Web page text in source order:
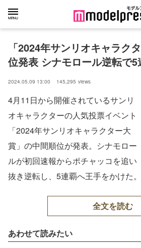
「2024年サンリオキャラク
位発表 シナモロール逆転で
2024.05.09 13:00 145,295 views
4月11日から開催されているサンリ
オキャラクターの人気投票イベント
「2024年サンリオキャラクター大
賞」の中間順位が発表。シナモロー
ルが初回速報からポチャッコを追い
抜き逆転し、5連覇へ王手をかけた。
全文を読む
あわせて読みたい